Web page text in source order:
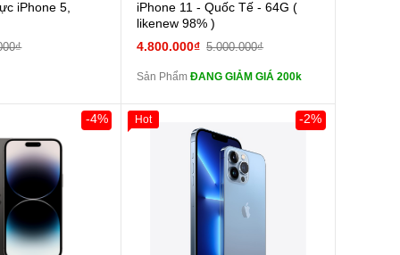
iPhone 5,
màn
tai nghe iPhone 6S
zin
Đổi Sạc Cáp ZIN
Pin dự phòng và
các Phụ Kiện Khác
iPhone 11 - Quốc Tế - 64G (
likenew 98% )
4.800.000₫ 5.000.000₫
Sản PhẩmĐANG GIẢM GIÁ 200k
-4% -2%
Hot